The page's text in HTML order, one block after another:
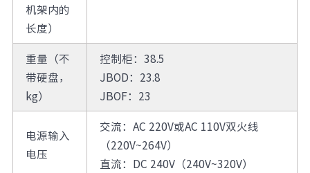
机架内的
长度）
重量（不
带硬盘，
kg）
控制柜：38.5
JBOD：23.8
JBOF：23
电源输入
电压
交流：AC 220V或AC 110V双火线
（220V~264V）
直流：DC 240V（240V~320V）